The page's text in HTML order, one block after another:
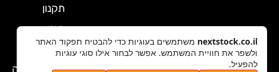
תקנון
מגזין
צרו קשר
ביטול הזמנה
nextstock.co.il משתמשים בעוגיות כדי להבטיח תפקוד האתר
ולשפר את חוויית המשתמש. אפשר לבחור אילו סוגי עוגיות
להפעיל.